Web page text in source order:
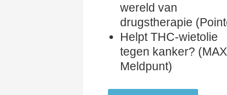
wereld van
drugstherapie
Helpt THC-wietolie
tegen kanker? (MAX
Meldpunt)